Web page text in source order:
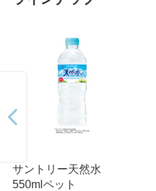
サントリー天然水
550mlペット